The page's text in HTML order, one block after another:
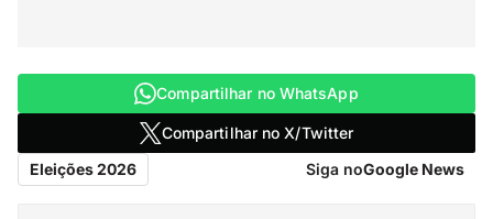
Compartilhar no WhatsApp
Compartilhar no X/Twitter
Eleições 2026
Siga noGoogle News